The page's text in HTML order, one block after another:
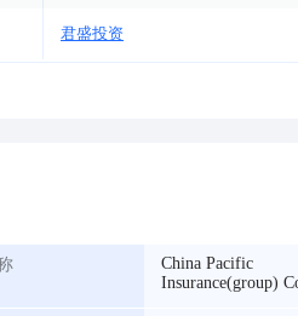
君盛投资
China Pacific
Insurance(group)